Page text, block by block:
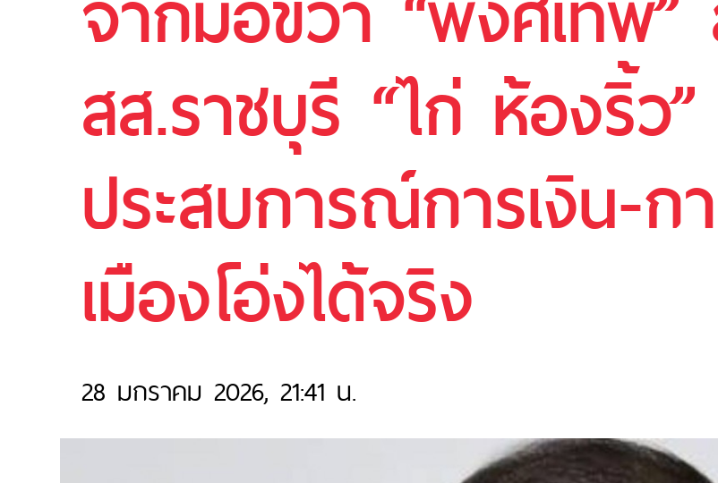
สส.ราชบุรี “ไก่ ห้องริ้ว
ประสบการณ์การเงิน-ก
เมืองโอ่งได้จริง
28 มกราคม 2026, 21:41 น.